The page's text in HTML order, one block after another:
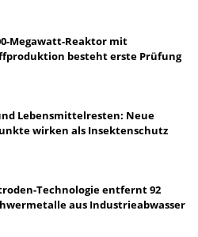
Megawatt-Reaktor mit
besteht erste Prüfung
Lebensmittelresten: Neue
wirken als Insektenschutz
Technologie entfernt 92
aus Industrieabwasser